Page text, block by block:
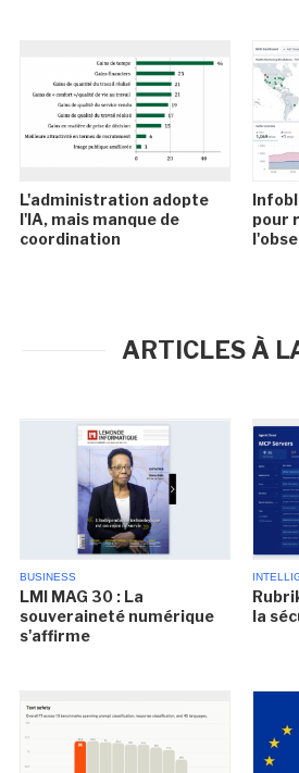
L'administration adopte
l'IA, mais manque de
coordination
pour
ARTICLES À
BUSINESS
LMI MAG 30 : La
souveraineté numérique
s'affirme
la